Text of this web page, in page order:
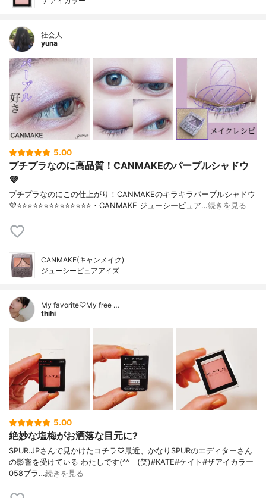
社会人
yuna
5.00
プチプラなのに高品質！CANMAKEのパープルシャドウ
💜
プチプラなのにこの仕上がり！CANMAKEのキラキラパープルシャドウ
💜⭐️⭐️⭐️⭐️⭐️⭐️⭐️⭐️⭐️⭐️⭐️⭐️⭐️⭐️・CANMAKE ジューシーピュア…続きを見る
CANMAKE(キャンメイク)
ジューシーピュアアイズ
My favorite♡My free …
thihi
5.00
絶妙な塩梅がお洒落な目元に?
SPUR.JPさんで見かけたコチラ♡最近、かなりSPURのエディターさん
の影響を受けている わたしです(^^ゞ(笑)#KATE#ケイト#ザアイカラー
058ブラ…続きを見る